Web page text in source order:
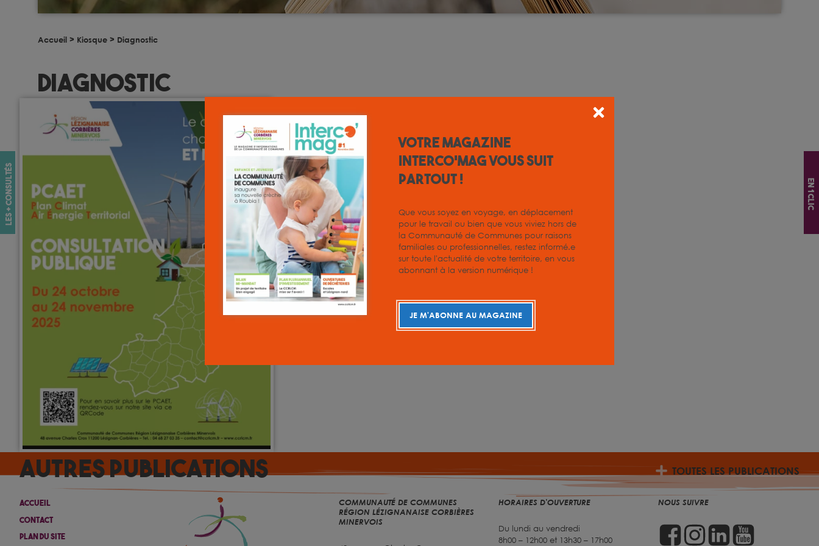
Accueil > Kiosque > Diagnostic
Diagnostic
23 octobre 2025
Diagnostic
AutresPublications TOUTES LES PUBLICATIONS
Accueil
Contact
Plan Du Site
COMMUNAUTÉ DE COMMUNES
RÉGION LÉZIGNANAISE CORBIÈRES
MINERVOIS
HORAIRES D'OUVERTURE
Du lundi au vendredi
8h00 – 12h00 et 13h30 – 17h00
NOUS SUIVRE
les + consultés En 1 clic
Votre magazine
INTERCO'MAG vous suit
partout !
Que vous soyez en voyage, en déplacement
pour le travail ou bien que vous viviez hors de
la Communauté de Communes pour raisons
familiales ou professionnelles, restez informé.e
sur toute l'actualité de votre territoire, en vous
abonnant à la version numérique !
JE M'ABONNE AU MAGAZINE